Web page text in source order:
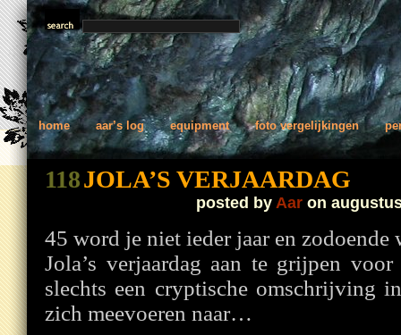
home aar’s log equipment foto vergelijkingen
118JOLA’S VERJAARDAG
posted by Aaron
45 word je niet ieder jaar en zodoende
Jola’s verjaardag aan te grijpen
slechts een cryptische omschrijving
zich meevoeren naar…